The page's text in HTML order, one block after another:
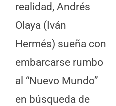
realidad, Andrés
Olaya (Iván
Hermés) sueña con
embarcarse rumbo
al “Nuevo Mundo”
en búsqueda de